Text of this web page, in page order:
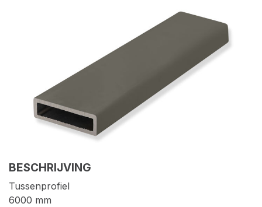
BESCHRIJVING
Tussenprofiel
6000 mm